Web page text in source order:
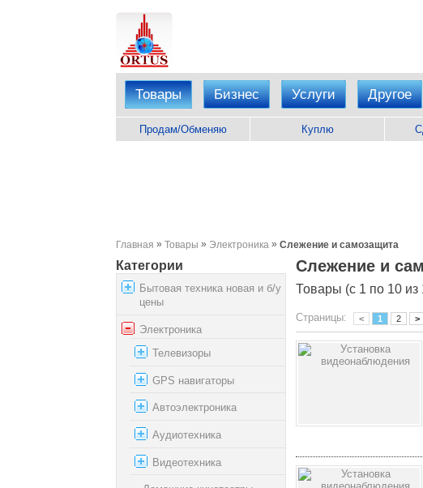
Товары Бизнес Услуги Другое
Продам/Обменяю Куплю
Главная » Товары » Электроника » Слежение и самозащита
Категории
Бытовая техника новая и б/у
цены
Электроника
Телевизоры
GPS навигаторы
Автоэлектроника
Аудиотехника
Видеотехника
Слежение и
Товары (с 1 по 10 из
Страницы: < 1 2 >